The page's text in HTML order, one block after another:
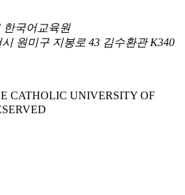
한국어교육원
원미구 지봉로 43 김수환관 K340
CATHOLIC UNIVERSITY OF